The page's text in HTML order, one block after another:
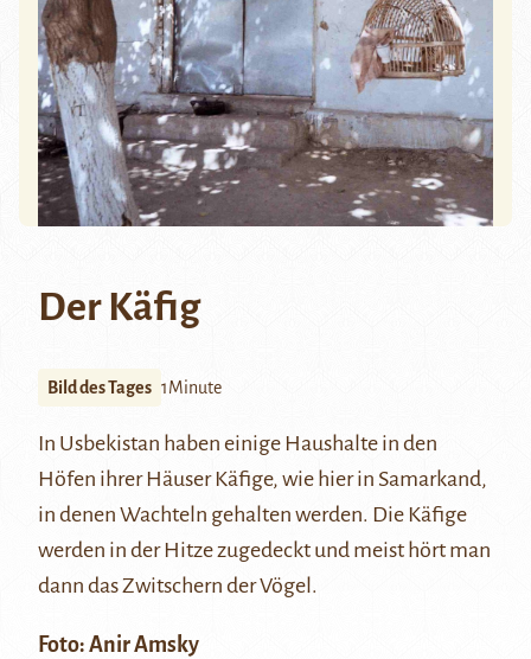
Der Käfig
Bild des Tages 1Minute
In Usbekistan haben einige Haushalte in den
Höfen ihrer Häuser Käfige, wie hier in Samarkand,
in denen Wachteln gehalten werden. Die Käfige
werden in der Hitze zugedeckt und meist hört man
dann das Zwitschern der Vögel.
Foto: Anir Amsky